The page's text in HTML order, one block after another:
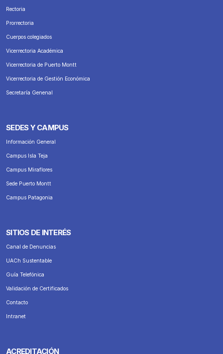
Rectoria
Prorrectoria
Cuerpos colegiados
Vicerrectoria Académica
Vicerrectoria de Puerto Montt
Vicerrectoria de Gestión Económica
Secretaría Genenal
SEDES Y CAMPUS
Información General
Campus Isla Teja
Campus Miraflores
Sede Puerto Montt
Campus Patagonia
SITIOS DE INTERÉS
Canal de Denuncias
UACh Sustentable
Guía Telefónica
Validación de Certificados
Contacto
Intranet
ACREDITACIÓN